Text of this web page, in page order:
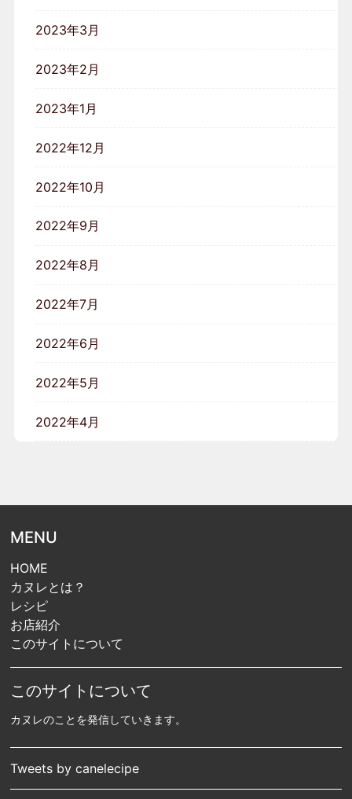
2023年3月
2023年2月
2023年1月
2022年12月
2022年10月
2022年9月
2022年8月
2022年7月
2022年6月
2022年5月
2022年4月
MENU
HOME
カヌレとは？
レシピ
お店紹介
このサイトについて
このサイトについて
カヌレのことを発信していきます。
Tweets by canelecipe